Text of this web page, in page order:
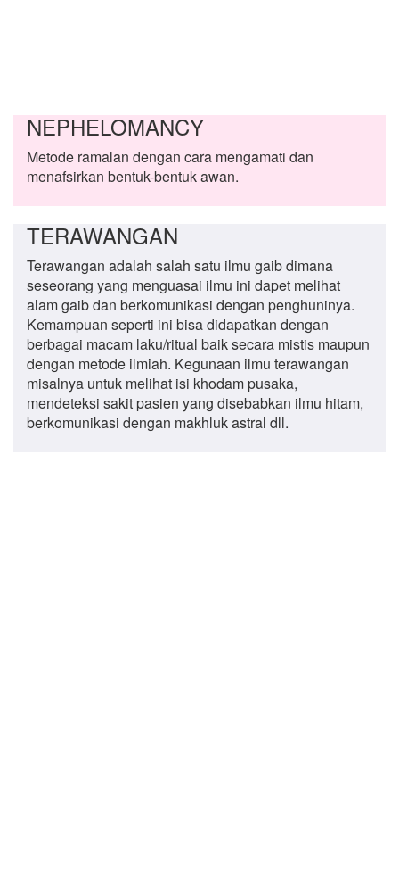
NEPHELOMANCY
Metode ramalan dengan cara mengamati dan
menafsirkan bentuk-bentuk awan.
TERAWANGAN
Terawangan adalah salah satu ilmu gaib dimana
seseorang yang menguasai ilmu ini dapet melihat
alam gaib dan berkomunikasi dengan penghuninya.
Kemampuan seperti ini bisa didapatkan dengan
berbagai macam laku/ritual baik secara mistis maupun
dengan metode ilmiah. Kegunaan ilmu terawangan
misalnya untuk melihat isi khodam pusaka,
mendeteksi sakit pasien yang disebabkan ilmu hitam,
berkomunikasi dengan makhluk astral dll.